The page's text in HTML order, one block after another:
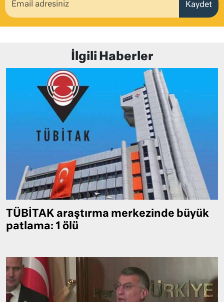
Kaydet
İlgili Haberler
TÜBİTAK araştırma merkezinde büyük
patlama: 1 ölü